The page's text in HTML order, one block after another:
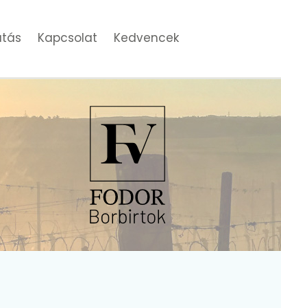
Kapcsolat Kedvencek